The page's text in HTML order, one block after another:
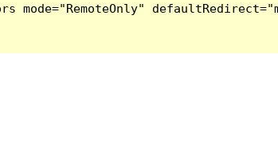
mode="RemoteOnly"